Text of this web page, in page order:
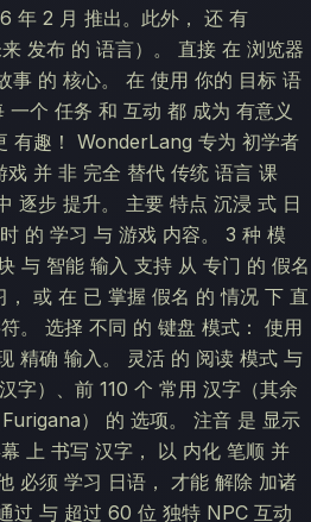
年 2 月 推出。此外， 还 有
发布 的 语言）。 直接 在 浏览器
事 的 核心。 在 使用 你的 目标 语
个 任务 和 互动 都 成为 有意义
有趣！ WonderLang 专为 初学者
并 非 完全 替代 传统 语言 课
逐步 提升。 主要 特点 沉浸 式 日
的 学习 与 游戏 内容。 3 种 模
与 智能 输入 支持 从 专门 的 假名
或 在 已 掌握 假名 的 情况 下 直
。 选择 不同 的 键盘 模式： 使用
精确 输入。 灵活 的 阅读 模式 与
字）、前 110 个 常用 汉字（其余
） 的 选项。 注音 是 显示
上 书写 汉字， 以 内化 笔顺 并
必须 学习 日语， 才能 解除 加诸
过 与 超过 60 位 独特 NPC 互动